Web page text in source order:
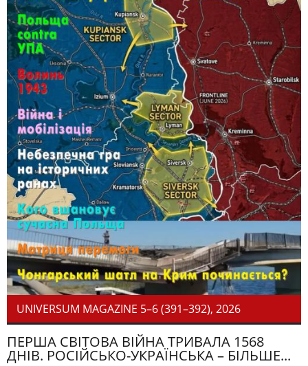
UNIVERSUM MAGAZINE 5–6 (391–392), 2026
ПЕРША СВІТОВА ВІЙНА ТРИВАЛА 1568
ДНІВ. РОСІЙСЬКО-УКРАЇНСЬКА – БІЛЬШЕ...